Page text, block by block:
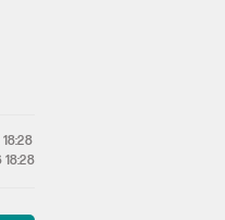
18:28
18:28